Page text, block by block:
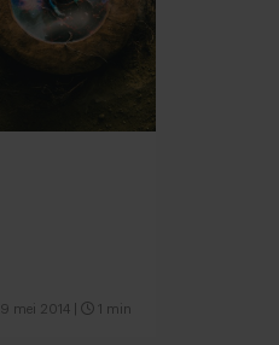
9 mei 2014 1 min